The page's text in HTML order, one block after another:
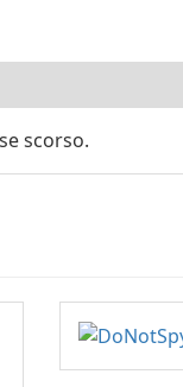
scorso.